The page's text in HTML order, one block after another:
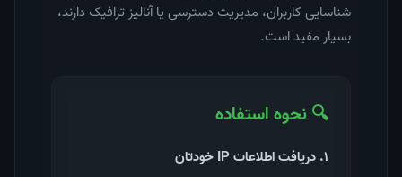
شناسایی کاربران، مدیریت دسترسی یا آنالیز ترافیک دارند،
بسیار مفید است.
🔍 نحوه استفاده
۱. دریافت اطلاعات IP خودتان